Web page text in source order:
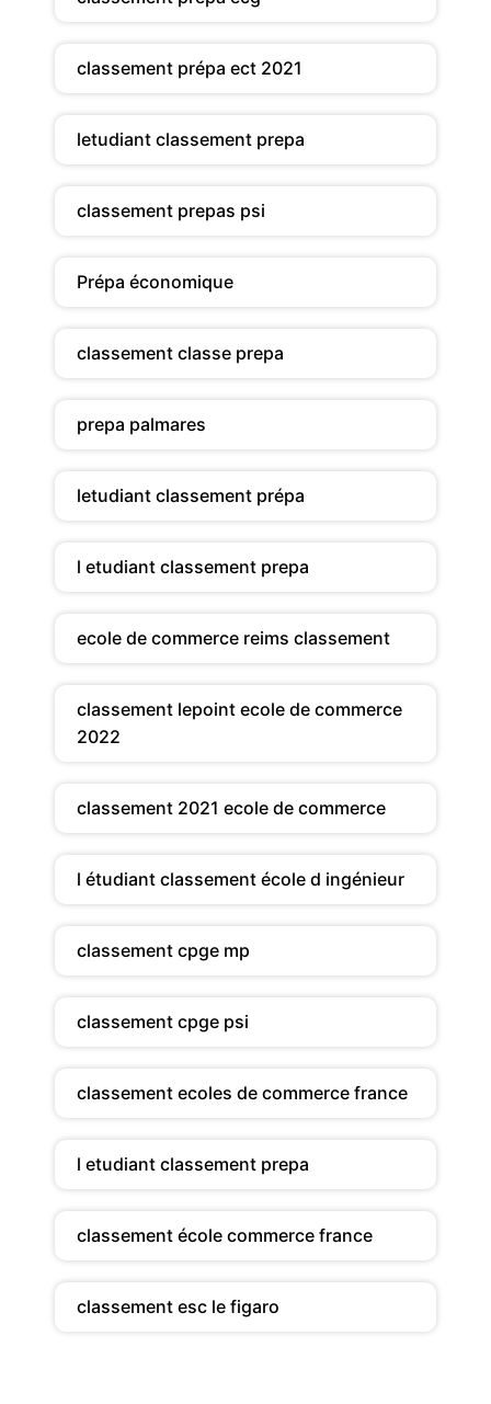
classement prépa ect 2021
letudiant classement prepa
classement prepas psi
Prépa économique
classement classe prepa
prepa palmares
letudiant classement prépa
l etudiant classement prepa
ecole de commerce reims classement
classement lepoint ecole de commerce
2022
classement 2021 ecole de commerce
l étudiant classement école d ingénieur
classement cpge mp
classement cpge psi
classement ecoles de commerce france
l etudiant classement prepa
classement école commerce france
classement esc le figaro